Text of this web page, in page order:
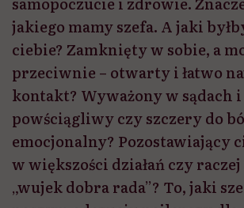
jakiego mamy szefa. A jaki
ciebie? Zamknięty w sobie, a
przeciwnie – otwarty i łatwo
kontakt? Wyważony w sądach i
powściągliwy czy szczery do
emocjonalny? Pozostawiający
w większości działań czy
„wujek dobra rada”? To, jaki